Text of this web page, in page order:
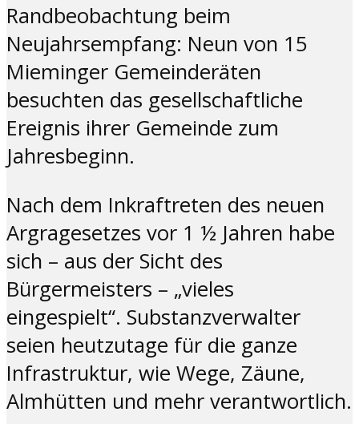
Randbeobachtung beim
Neujahrsempfang: Neun von 15
Mieminger Gemeinderäten
besuchten das gesellschaftliche
Ereignis ihrer Gemeinde zum
Jahresbeginn.
Nach dem Inkraftreten des neuen
Argragesetzes vor 1 ½ Jahren habe
sich – aus der Sicht des
Bürgermeisters – „vieles
eingespielt“. Substanzverwalter
seien heutzutage für die ganze
Infrastruktur, wie Wege, Zäune,
Almhütten und mehr verantwortlich.